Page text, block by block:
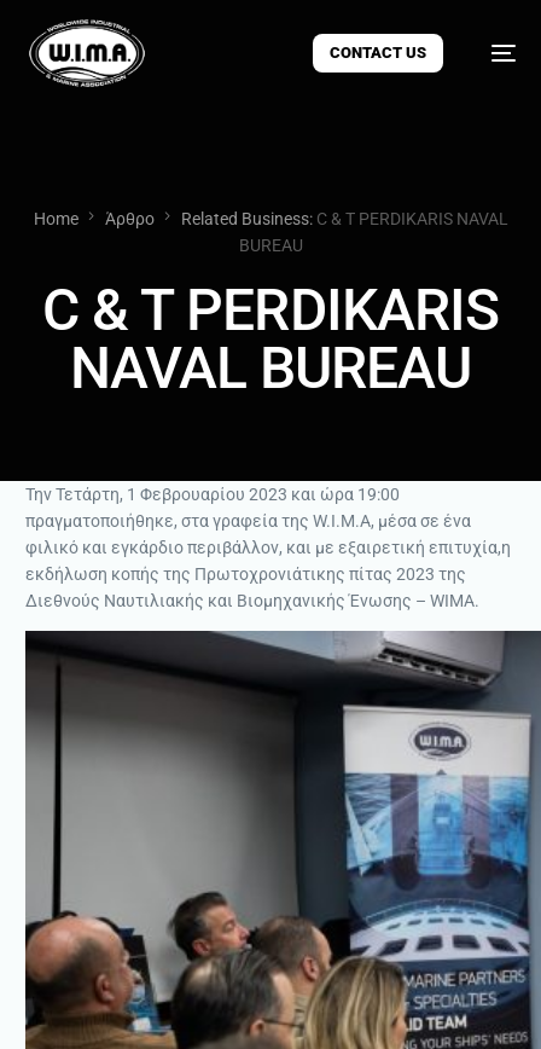
CONTACT US
Home Άρθρο Related Business: C & T PERDIKARIS NAVAL
BUREAU
C & T PERDIKARIS
NAVAL BUREAU
Την Τετάρτη, 1 Φεβρουαρίου 2023 και ώρα 19:00
πραγματοποιήθηκε, στα γραφεία της W.I.M.A, μέσα σε ένα
φιλικό και εγκάρδιο περιβάλλον, και με εξαιρετική επιτυχία,η
εκδήλωση κοπής της Πρωτοχρονιάτικης πίτας 2023 της
Διεθνούς Ναυτιλιακής και Βιομηχανικής Ένωσης – WIMA.